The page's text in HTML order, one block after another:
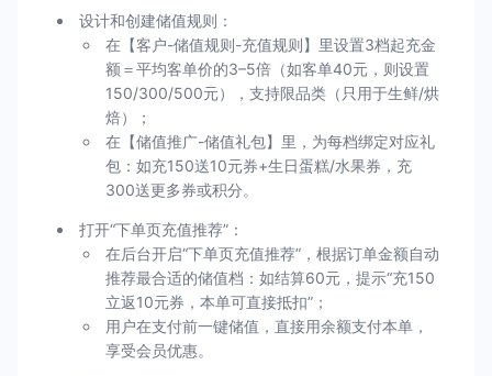
设计和创建储值规则：
在【客户-储值规则-充值规则】里设置3档起充金
额＝平均客单价的3–5倍（如客单40元，则设置
150/300/500元），支持限品类（只用于生鲜/烘
焙）；
在【储值推广-储值礼包】里，为每档绑定对应礼
包：如充150送10元券+生日蛋糕/水果券，充
300送更多券或积分。
打开“下单页充值推荐”：
在后台开启“下单页充值推荐”，根据订单金额自动
推荐最合适的储值档：如结算60元，提示“充150
立返10元券，本单可直接抵扣”；
用户在支付前一键储值，直接用余额支付本单，
享受会员优惠。